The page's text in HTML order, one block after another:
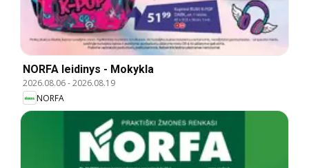
NORFA leidinys - Mokykla
2026.08.06-2026.08.19
NORFA